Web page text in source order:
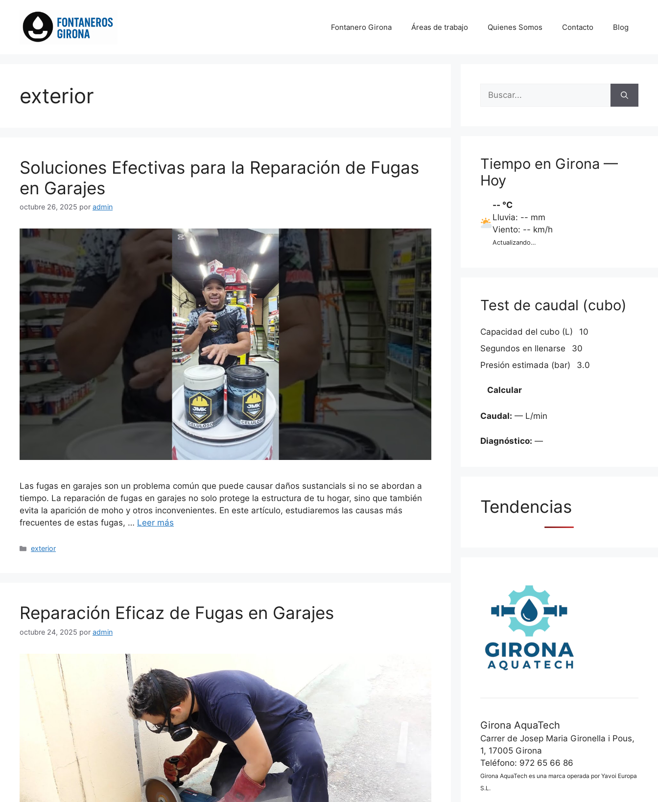
contenido
Fontanero Girona Áreas de trabajo Quienes Somos Contacto Blog
exterior
Soluciones Efectivas para la Reparación de Fugas
en Garajes
octubre 26, 2025 por admin
Las fugas en garajes son un problema común que puede causar daños sustancials si no se abordan a
tiempo. La reparación de fugas en garajes no solo protege la estructura de tu hogar, sino que también
evita la aparición de moho y otros inconvenientes. En este artículo, estudiaremos las causas más
frecuentes de estas fugas, … Leer más
Categorías
exterior
Reparación Eficaz de Fugas en Garajes
octubre 24, 2025 por admin
Buscar:
Tiempo en Girona —
Hoy
-- °C
Lluvia: -- mm
Viento: -- km/h
Actualizando…
Test de caudal (cubo)
Capacidad del cubo (L)
Segundos en llenarse
Presión estimada (bar)
Calcular
Caudal: — L/min
Diagnóstico: —
Tendencias
Girona AquaTech
Carrer de Josep Maria Gironella i Pous,
1, 17005 Girona
Teléfono: 972 65 66 86
Girona AquaTech es una marca operada por Yavoi Europa
S.L.